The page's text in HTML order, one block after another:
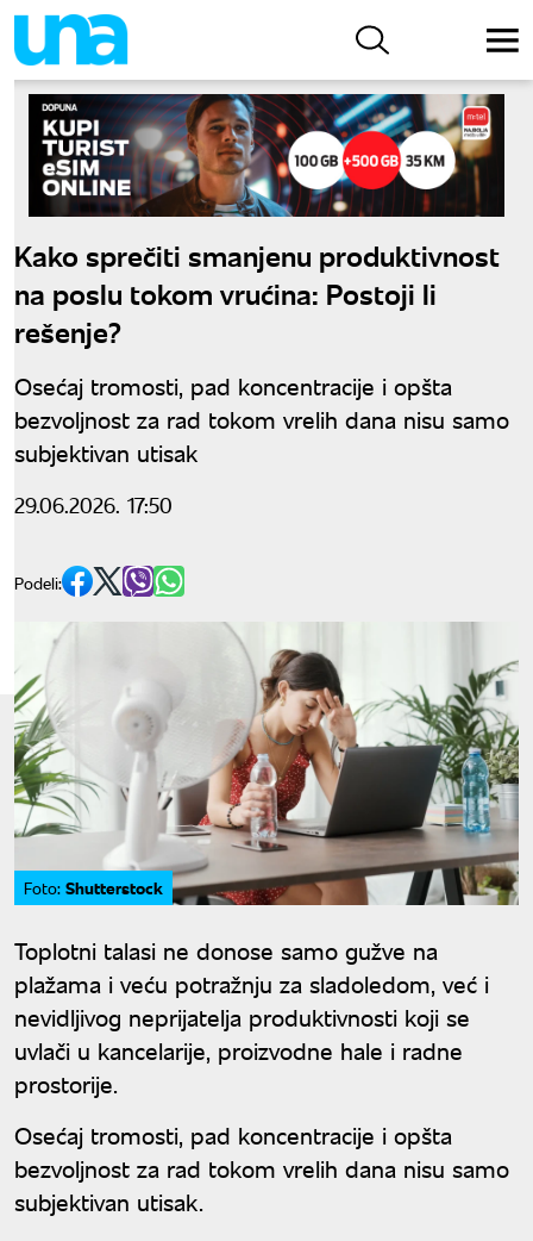
Kako sprečiti smanjenu produktivnost
na poslu tokom vrućina: Postoji li
rešenje?
Osećaj tromosti, pad koncentracije i opšta
bezvoljnost za rad tokom vrelih dana nisu samo
subjektivan utisak
29.06.2026. 17:50
Podeli:
Foto: Shutterstock
Toplotni talasi ne donose samo gužve na
plažama i veću potražnju za sladoledom, već i
nevidljivog neprijatelja produktivnosti koji se
uvlači u kancelarije, proizvodne hale i radne
prostorije.
Osećaj tromosti, pad koncentracije i opšta
bezvoljnost za rad tokom vrelih dana nisu samo
subjektivan utisak.